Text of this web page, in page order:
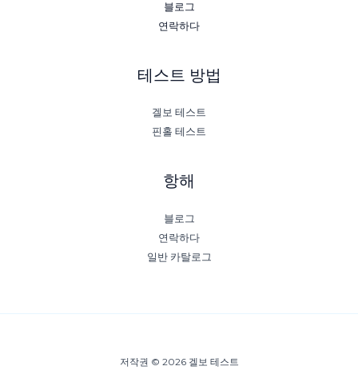
블로그
연락하다
테스트 방법
겔보 테스트
핀홀 테스트
항해
블로그
연락하다
일반 카탈로그
저작권 © 2026 겔보 테스트